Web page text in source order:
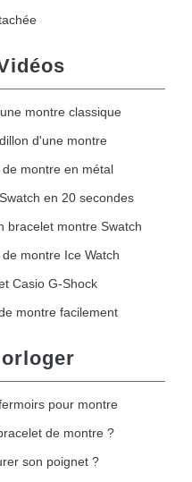
montre classique
d'une montre
montre en métal
en 20 secondes
bracelet montre Swatch
montre Ice Watch
Casio G-Shock
montre facilement
pour montre
de montre ?
son poignet ?